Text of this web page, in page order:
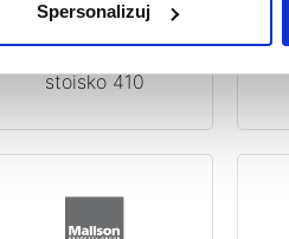
Spersonalizuj
Muszkieterów
stoisko 410